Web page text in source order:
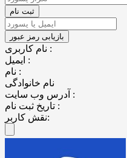
نام کاربری :
ایمیل :
نام :
نام خانوادگی
آدرس وب سایت :
تاریخ ثبت نام :
نقش کاربر: